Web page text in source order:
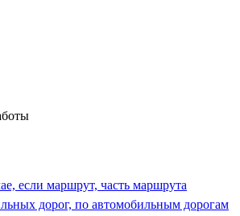
если маршрут, часть маршрута
дорог, по автомобильным дорогам